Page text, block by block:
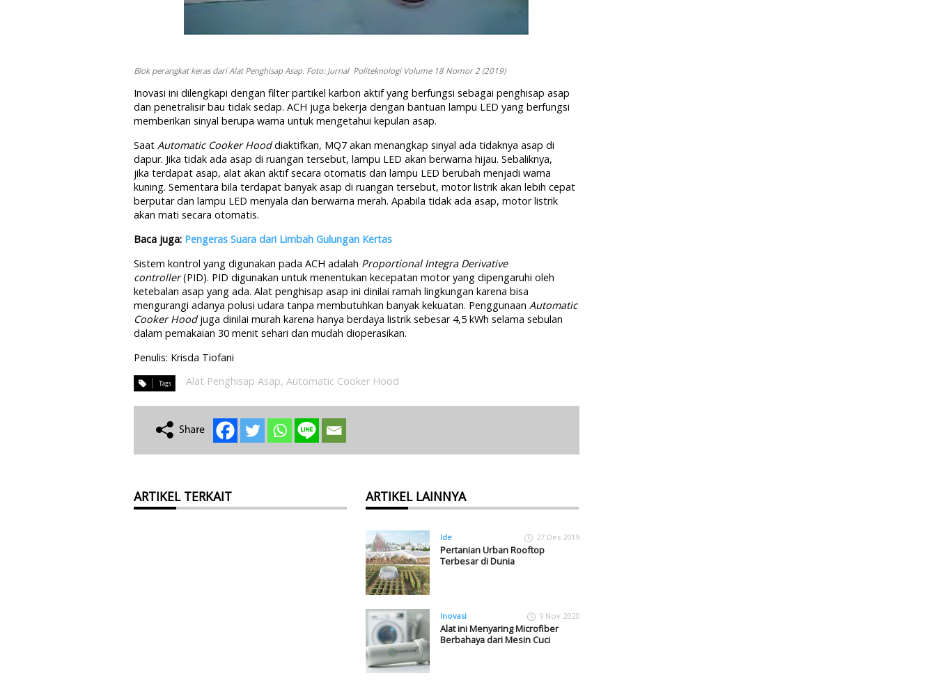
Blok perangkat keras dari Alat Penghisap Asap. Foto: Jurnal Politeknologi Volume 18 Nomor 2 (2019)
Inovasi ini dilengkapi dengan filter partikel karbon aktif yang berfungsi sebagai penghisap asap
dan penetralisir bau tidak sedap. ACH juga bekerja dengan bantuan lampu LED yang berfungsi
memberikan sinyal berupa warna untuk mengetahui kepulan asap.
Saat Automatic Cooker Hooddiaktifkan, MQ7 akan menangkap sinyal ada tidaknya asap di
dapur. Jika tidak ada asap di ruangan tersebut, lampu LED akan berwarna hijau. Sebaliknya,
jika terdapat asap, alat akan aktif secara otomatis dan lampu LED berubah menjadi warna
kuning. Sementara bila terdapat banyak asap di ruangan tersebut, motor listrik akan lebih cepat
berputar dan lampu LED menyala dan berwarna merah. Apabila tidak ada asap, motor listrik
akan mati secara otomatis.
Baca juga: Pengeras Suara dari Limbah Gulungan Kertas
Sistem kontrol yang digunakan pada ACH adalah Proportional Integra Derivative
controller(PID). PID digunakan untuk menentukan kecepatan motor yang dipengaruhi oleh
ketebalan asap yang ada. Alat penghisap asap ini dinilai ramah lingkungan karena bisa
mengurangi adanya polusi udara tanpa membutuhkan banyak kekuatan. Penggunaan Automatic
Cooker Hoodjuga dinilai murah karena hanya berdaya listrik sebesar 4,5 kWh selama sebulan
dalam pemakaian 30 menit sehari dan mudah dioperasikan.
Penulis: Krisda Tiofani
Alat Penghisap Asap, Automatic Cooker Hood
ARTIKEL TERKAIT ARTIKEL LAINNYA
Ide 27 Des 2019
Pertanian Urban Rooftop
Terbesar di Dunia
Inovasi 9 Nov 2020
Alat ini Menyaring Microfiber
Berbahaya dari Mesin Cuci